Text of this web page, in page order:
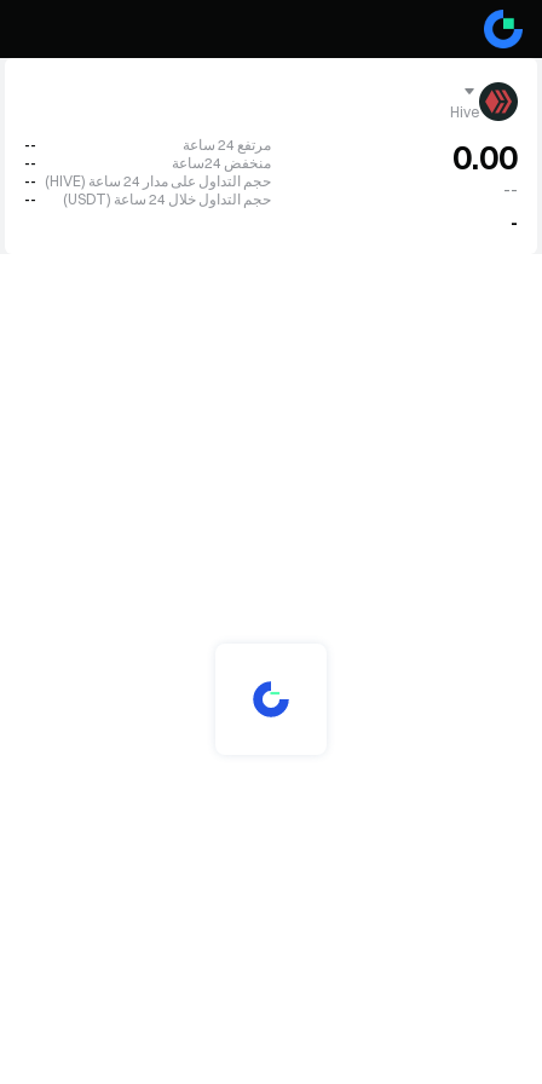
Hive
0.00
--
-
مرتفع 24 ساعة
--
منخفض 24ساعة
--
حجم التداول على مدار 24 ساعة (HIVE)
--
حجم التداول خلال 24 ساعة (USDT)
--